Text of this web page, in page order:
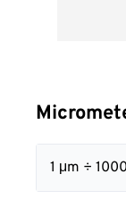
1 μm ÷